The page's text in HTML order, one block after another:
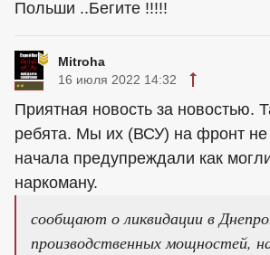
Польши ..Бегите !!!!!
Mitroha
16 июля 2022 14:32
Приятная новость за новостью.
ребята. Мы их (ВСУ) на фронт не
начала предупреждали как
наркоману.
сообщают о ликвидации в
производственных мощностей,